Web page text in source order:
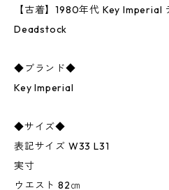
【古着】1980年代 Key Imperial
Deadstock
◆ブランド◆
Key Imperial
◆サイズ◆
表記サイズ W33 L31
実寸
ウエスト 82㎝